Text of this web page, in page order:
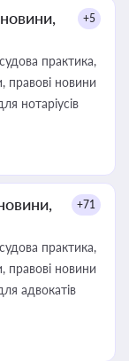
+5
практика,
правові новини
нотаріусів
+71
практика,
правові новини
адвокатів